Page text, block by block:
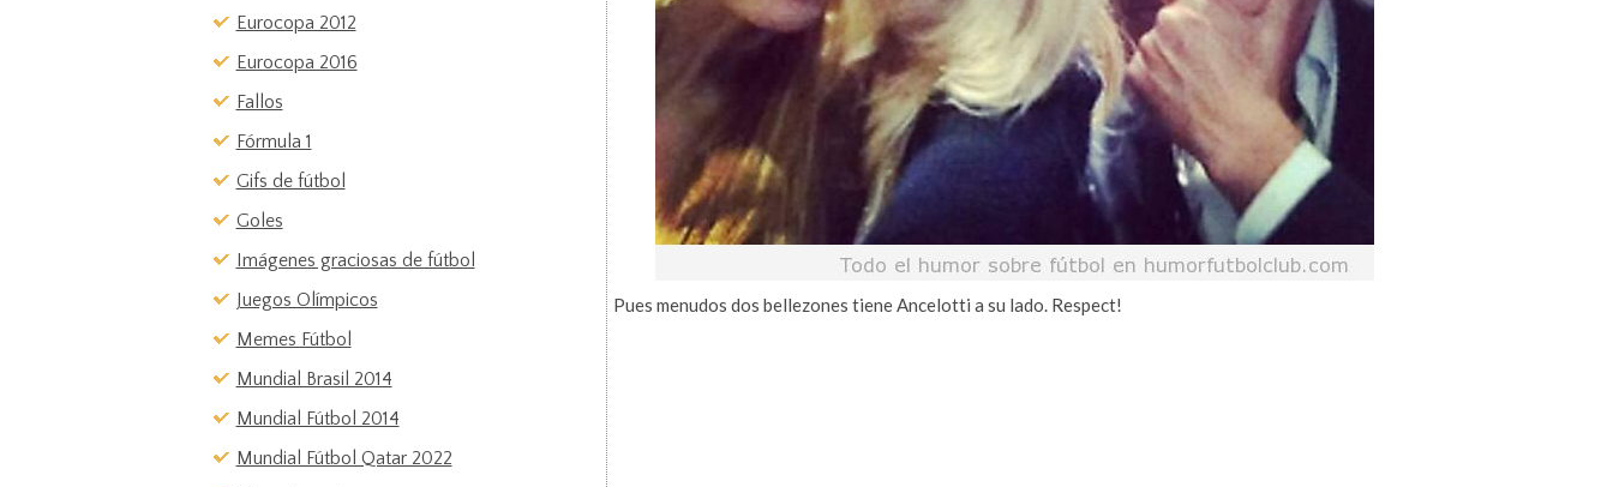
Eurocopa 2012
Eurocopa 2016
Fallos
Fórmula 1
Gifs de fútbol
Goles
Imágenes graciosas de fútbol
Juegos Olímpicos
Memes Fútbol
Mundial Brasil 2014
Mundial Fútbol 2014
Mundial Fútbol Qatar 2022
Pues menudos dos bellezones tiene Ancelotti a su lado. Respect!